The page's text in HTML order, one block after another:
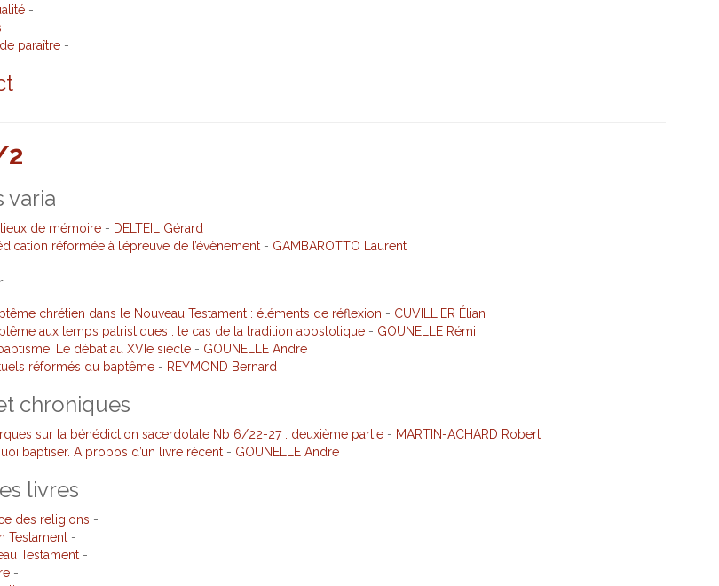
-
-
paraître-
varia
lieux de mémoire- DELTEIL Gérard
réformée à l’épreuve de l’évènement- GAMBAROTTO Laurent
chrétien dans le Nouveau Testament : éléments de réflexion - CUVILLIER Élian
aux temps patristiques : le cas de la tradition apostolique- GOUNELLE Rémi
Le débat au XVIe siècle- GOUNELLE André
réformés du baptême- REYMOND Bernard
chroniques
sur la bénédiction sacerdotale Nb 6/22-27 : deuxième partie- MARTIN-ACHARD Robert
baptiser. A propos d’un livre récent- GOUNELLE André
livres
des religions -
Testament-
Testament-
-